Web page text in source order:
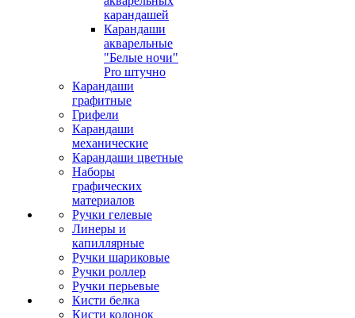
карандашей
Карандаши
акварельные
"Белые ночи"
Pro штучно
Карандаши
графитные
Грифели
Карандаши
механические
Карандаши цветные
Наборы
графических
материалов
Ручки гелевые
Линеры и
капиллярные
Ручки шариковые
Ручки роллер
Ручки перьевые
Кисти белка
Кисти колонок